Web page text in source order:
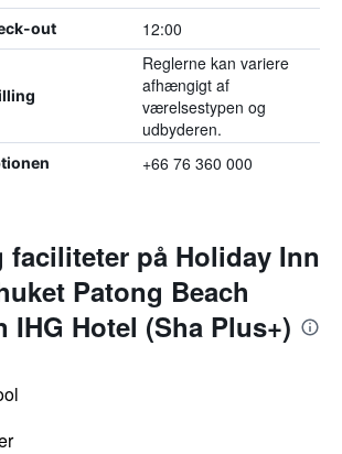
out 12:00
Reglerne kan variere
afhængigt af
værelsestypen og
udbyderen.
+66 76 360 000
faciliteter på Holiday Inn
Patong Beach
IHG Hotel (Sha Plus+)